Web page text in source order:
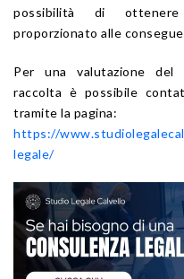
possibilità di
proporzionato alle
Per una valutazione del
raccolta è possibile
tramite la pagina:
https://
legale/